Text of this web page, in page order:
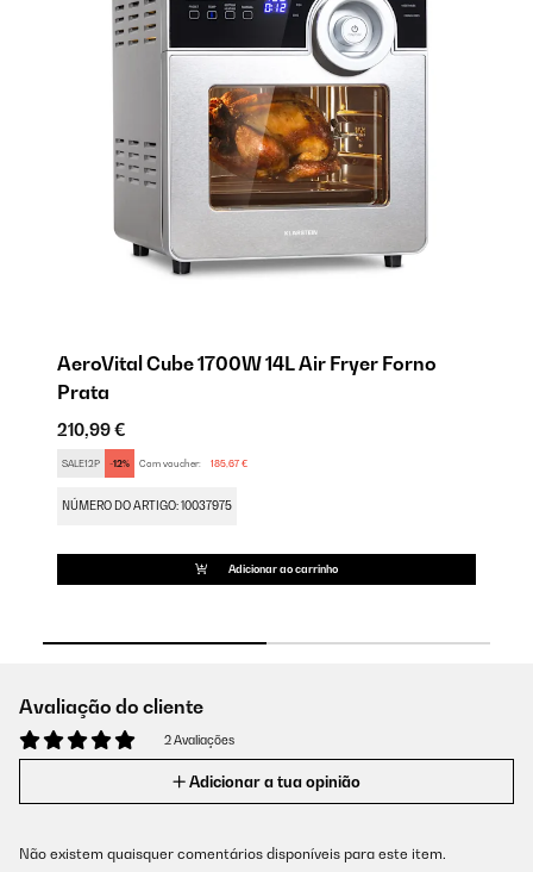
AeroVital Cube 1700W 14L Air Fryer Forno
Prata
210,99 €
SALE12P -12% Com voucher: 185,67 €
NÚMERO DO ARTIGO: 10037975
Adicionar ao carrinho
Avaliação do cliente
2 Avaliações
Adicionar a tua opinião
Não existem quaisquer comentários disponíveis para este item.